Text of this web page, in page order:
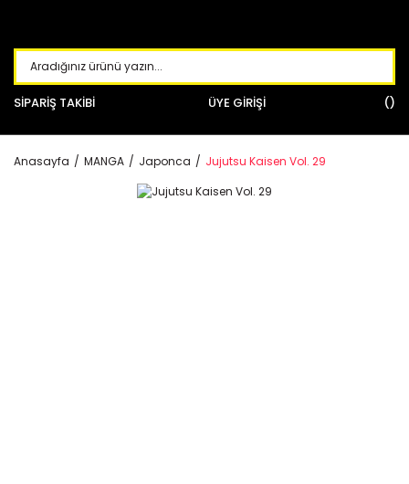
SİPARİŞ TAKİBİ ÜYE GİRİŞİ
Anasayfa MANGA Japonca Jujutsu Kaisen Vol. 29